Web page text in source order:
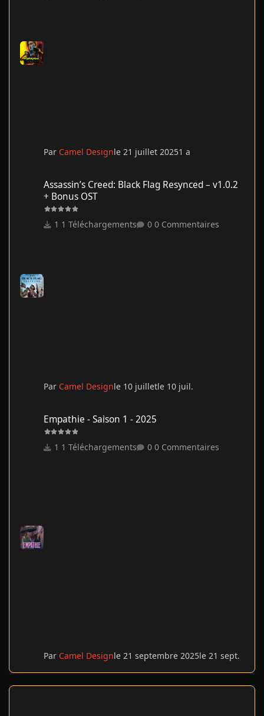
Par Camel Designle 21 juillet 20251 a
Assassin’s Creed: Black Flag Resynced – v1.0.2
+ Bonus OST
1 Téléchargements 0 Commentaires
Par Camel Designle 10 juilletle 10 juil.
Empathie - Saison 1 - 2025
1 Téléchargements 0 Commentaires
Par Camel Designle 21 septembre 2025le 21 sept.